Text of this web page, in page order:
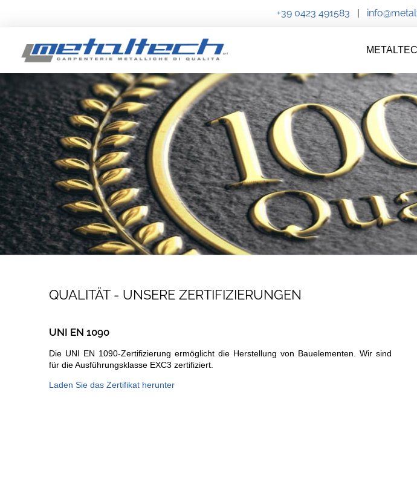
+39 0423 491583
QUALITÄT - UNSERE ZERTIFIZIERUNGEN
UNI EN 1090
Die UNI EN 1090-Zertifizierung ermöglicht die Herstellung von Bauelementen. Wir sind
für die Ausführungsklasse EXC3 zertifiziert.
Laden Sie das Zertifikat herunter